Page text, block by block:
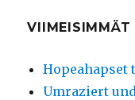
VIIMEISIMMÄT
Hopeahapset
Umraziert